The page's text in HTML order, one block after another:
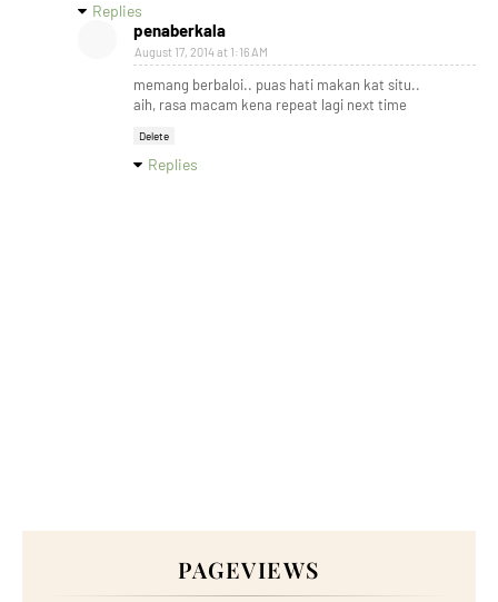
Replies
penaberkala
August 17, 2014 at 1:16 AM
memang berbaloi.. puas hati makan kat situ..
aih, rasa macam kena repeat lagi next time
Delete
Replies
PAGEVIEWS